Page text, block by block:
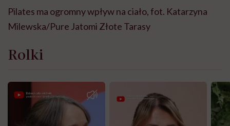
Pilates ma ogromny wpływ na ciało, fot. Katarzyna
Milewska/Pure Jatomi Złote Tarasy
Rolki